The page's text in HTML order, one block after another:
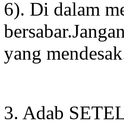
6). Di dalam
yang
3. Adab